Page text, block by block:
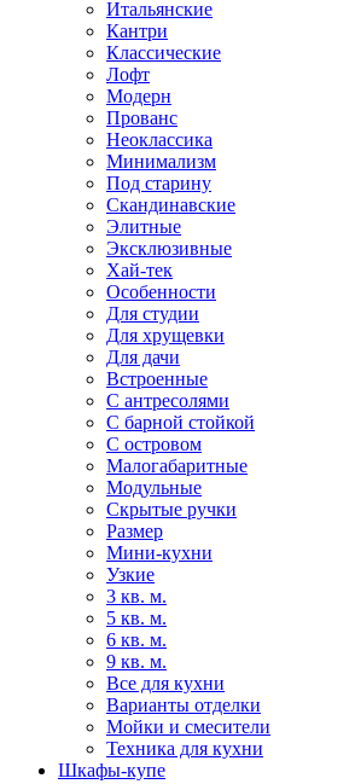
Итальянские
Кантри
Классические
Лофт
Модерн
Прованс
Неоклассика
Минимализм
Под старину
Скандинавские
Элитные
Эксклюзивные
Хай-тек
Особенности
Для студии
Для хрущевки
Для дачи
Встроенные
С антресолями
С барной стойкой
С островом
Малогабаритные
Модульные
Скрытые ручки
Размер
Мини-кухни
Узкие
3 кв. м.
5 кв. м.
6 кв. м.
9 кв. м.
Все для кухни
Варианты отделки
Мойки и смесители
Техника для кухни
Шкафы-купе